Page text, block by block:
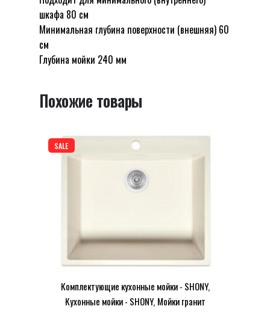
Shark
Y
SHARK
ND
Shoni
шкафа 80 см
Минимальная глубина поверхности (внешняя) 60
см
Глубина мойки 240 мм
“Двойная и сверхглубокая кухонная
мойка из гранита Shark Y SHARK ND
Shoni SHONY”
Ваш адрес email не будет опубликован.
Оцените этот товар: *
Похожие товары
SALE
Комплектующие кухонные мойки - SHONY,
Кухонные мойки - SHONY, Мойки гранит